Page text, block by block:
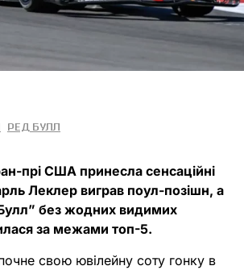
Ред Булл
прі США принесла сенсаційні
Леклер виграв поул-позішн, а
без жодних видимих
за межами топ-5.
свою ювілейну соту гонку в